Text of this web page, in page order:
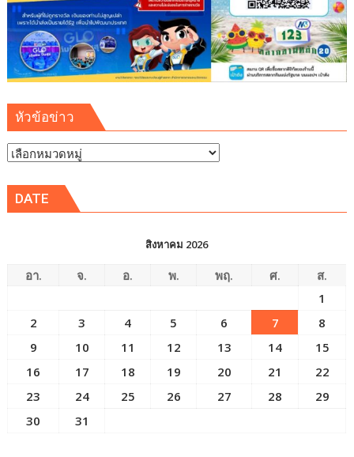
ใน
พระพุทธ
ศาสนา
หัวข้อข่าว
หัวข้อ
DATE
สิงหาคม 2026
อา. จ. อ. พ. พฤ. ศ.
ส.
1
2
3 4 5 6 7
8
9
10 11 12 13 14
15
16
17 18 19 20 21
22
23
24 25 26 27 28
29
30
31